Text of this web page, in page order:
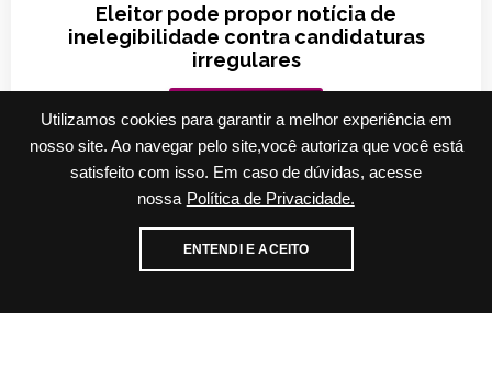
Utilizamos cookies para garantir a melhor experiência em
nosso site. Ao navegar pelo site,você autoriza que você está
satisfeito com isso. Em caso de dúvidas, acesse
nossa Política de Privacidade.
ENTENDI E ACEITO
Eleitor pode propor notícia de
inelegibilidade contra candidaturas
irregulares
Cadastre-se para receber nossos informativos
E-mail WhatsApp